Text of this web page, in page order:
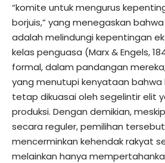
“komite untuk mengurus
borjuis,” yang menegaskan
adalah melindungi kepentingan
kelas penguasa (Marx & Engels,
formal, dalam pandangan
yang menutupi kenyataan bahwa
tetap dikuasai oleh segelintir elit
produksi. Dengan demikian,
secara reguler, pemilihan
mencerminkan kehendak rakyat
melainkan hanya